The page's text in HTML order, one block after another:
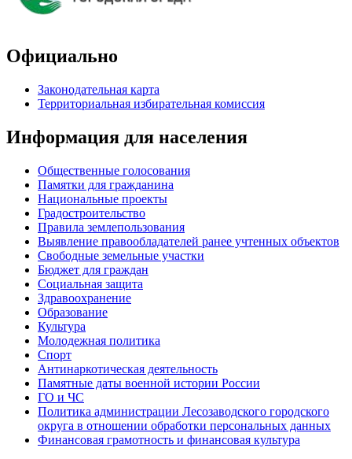
Официально
Законодательная карта
Территориальная избирательная комиссия
Информация для населения
Общественные голосования
Памятки для гражданина
Национальные проекты
Градостроительство
Правила землепользования
Выявление правообладателей ранее учтенных объектов
Свободные земельные участки
Бюджет для граждан
Социальная защита
Здравоохранение
Образование
Культура
Молодежная политика
Спорт
Антинаркотическая деятельность
Памятные даты военной истории России
ГО и ЧС
Политика администрации Лесозаводского городского
округа в отношении обработки персональных данных
Финансовая грамотность и финансовая культура